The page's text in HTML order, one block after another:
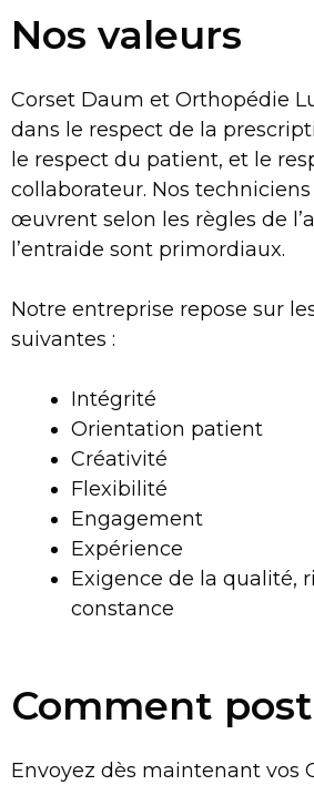
Nos valeurs
Corset Daum et Orthopédie
dans le respect de la
le respect du patient, et le
collaborateur. Nos
œuvrent selon les règles de
l’entraide sont primordiaux.
Notre entreprise repose sur
suivantes :
Intégrité
Orientation patient
Créativité
Flexibilité
Engagement
Expérience
Exigence de la qualité,
constance
Comment
Envoyez dès maintenant vos